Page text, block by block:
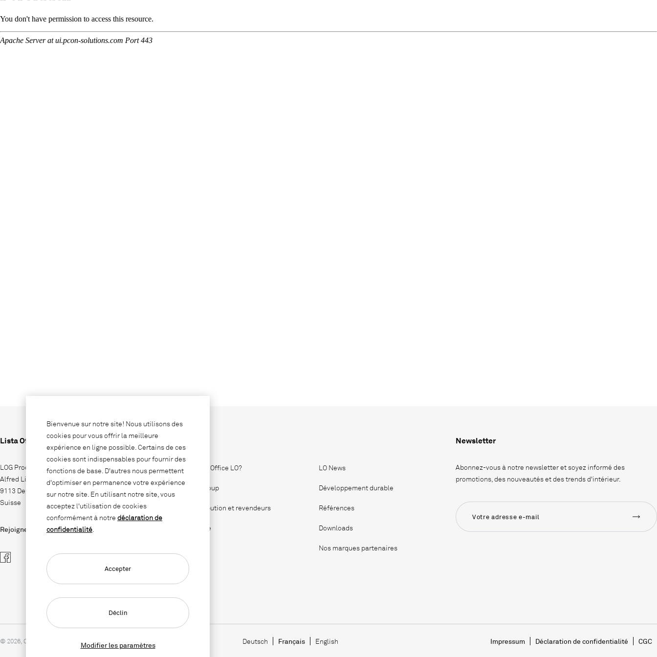
Lista Office LO
LOG Produktions AG
Alfred Lienhard Strasse 2
9113 Degersheim
Suisse
Rejoignez-nous sur
Pourquoi Lista Office LO?
Lista Office Group
Sites de distribution et revendeurs
Jobs & Carrière
LO News
Développement durable
Références
Downloads
Nos marques partenaires
Newsletter
Abonnez-vous à notre newsletter et soyez informé des
promotions, des nouveautés et des trends d'intérieur.
Language Navigation
Deutsch Français English Impressum Déclaration de confidentialité CGC
© 2026, Copyright Lista Office LO
Bienvenue sur notre site! Nous utilisons des
cookies pour vous offrir la meilleure
expérience en ligne possible. Certains de ces
cookies sont indispensables pour fournir des
fonctions de base. D'autres nous permettent
d'optimiser en permanence votre expérience
sur notre site. En utilisant notre site, vous
acceptez l'utilisation de cookies
conformément à notre déclaration de
confidentialité.
Modifier les paramètres
Déclin
Accepter